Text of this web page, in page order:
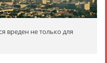
вреден не только для